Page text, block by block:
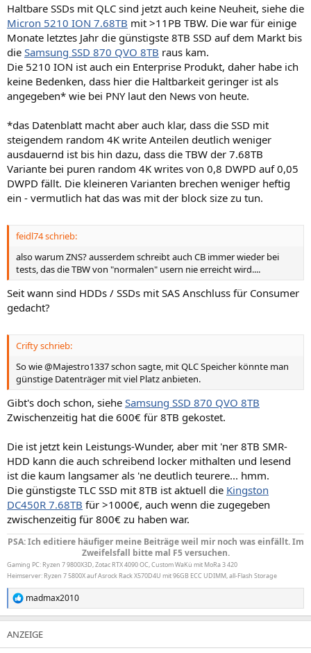
Haltbare SSDs mit QLC sind jetzt auch keine Neuheit, siehe die
Micron 5210 ION 7.68TB mit >11PB TBW. Die war für einige
Monate letztes Jahr die günstigste 8TB SSD auf dem Markt bis
die Samsung SSD 870 QVO 8TB raus kam.
Die 5210 ION ist auch ein Enterprise Produkt, daher habe ich
keine Bedenken, dass hier die Haltbarkeit geringer ist als
angegeben* wie bei PNY laut den News von heute.
*das Datenblatt macht aber auch klar, dass die SSD mit
steigendem random 4K write Anteilen deutlich weniger
ausdauernd ist bis hin dazu, dass die TBW der 7.68TB
Variante bei puren random 4K writes von 0,8 DWPD auf 0,05
DWPD fällt. Die kleineren Varianten brechen weniger heftig
ein - vermutlich hat das was mit der block size zu tun.
feidl74 schrieb:
also warum ZNS? ausserdem schreibt auch CB immer wieder bei
tests, das die TBW von "normalen" usern nie erreicht wird....
Seit wann sind HDDs / SSDs mit SAS Anschluss für Consumer
gedacht?
Crifty schrieb:
So wie @Majestro1337 schon sagte, mit QLC Speicher könnte man
günstige Datenträger mit viel Platz anbieten.
Gibt's doch schon, siehe Samsung SSD 870 QVO 8TB
Zwischenzeitig hat die 600€ für 8TB gekostet.
Die ist jetzt kein Leistungs-Wunder, aber mit 'ner 8TB SMR-
HDD kann die auch schreibend locker mithalten und lesend
ist die kaum langsamer als 'ne deutlich teurere... hmm.
Die günstigste TLC SSD mit 8TB ist aktuell die Kingston
DC450R 7.68TB für >1000€, auch wenn die zugegeben
zwischenzeitig für 800€ zu haben war.
PSA: Ich editiere häufiger meine Beiträge weil mir noch was einfällt. Im
Zweifelsfall bitte mal F5 versuchen.
Gaming PC: Ryzen 7 9800X3D, Zotac RTX 4090 OC, Custom WaKü mit MoRa 3 420
Heimserver: Ryzen 7 5800X auf Asrock Rack X570D4U mit 96GB ECC UDIMM, all-Flash Storage
R
e
a
k
t
madmax2010